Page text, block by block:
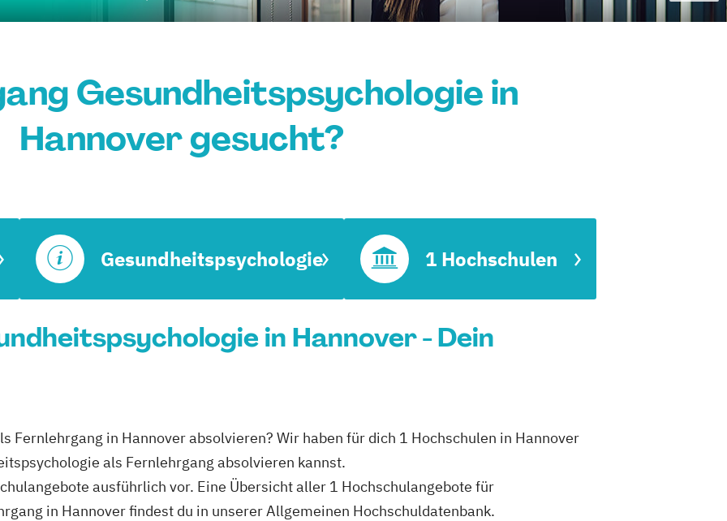
Gesundheitspsychologie in
Hannover gesucht?
Gesundheitspsychologie 1 Hochschulen
in Hannover - Dein
Fernlehrgang in Hannover absolvieren? Wir haben für dich 1 Hochschulen in Hannover
als Fernlehrgang absolvieren kannst.
ausführlich vor. Eine Übersicht aller 1 Hochschulangebote für
in Hannover findest du in unserer Allgemeinen Hochschuldatenbank.